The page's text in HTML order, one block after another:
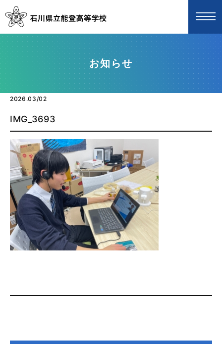
お知らせ
2026.03/02
IMG_3693